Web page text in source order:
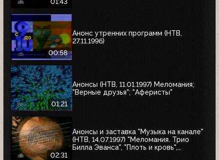
01:43
00:58
Анонс утренних программ (НТВ,
27.11.1996)
01:21
Анонсы (НТВ, 11.01.1997) Меломания;
"Верные друзья"; "Аферисты"
02:31
Анонсы и заставка "Музыка на канале"
(НТВ, 14.07.1997) "Меломания. Трио
Билла Эванса", "Плоть и кровь",